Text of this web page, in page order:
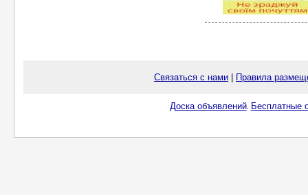
Связаться с нами Правила
Доска объявлений. Бесплатные